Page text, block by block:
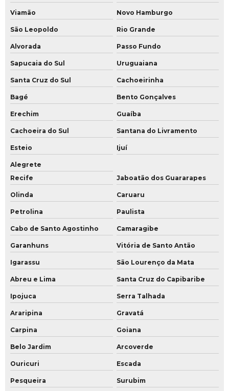
Viamão Novo Hamburgo
São Leopoldo Rio Grande
Alvorada Passo Fundo
Sapucaia do Sul Uruguaiana
Santa Cruz do Sul Cachoeirinha
Bagé Bento Gonçalves
Erechim Guaíba
Cachoeira do Sul Santana do Livramento
Esteio Ijuí
Alegrete
Recife
Jaboatão dos Guararapes
Olinda Caruaru
Petrolina Paulista
Cabo de Santo Agostinho Camaragibe
Garanhuns Vitória de Santo Antão
Igarassu São Lourenço da Mata
Abreu e Lima Santa Cruz do Capibaribe
Ipojuca Serra Talhada
Araripina Gravatá
Carpina Goiana
Belo Jardim Arcoverde
Ouricuri Escada
Pesqueira Surubim